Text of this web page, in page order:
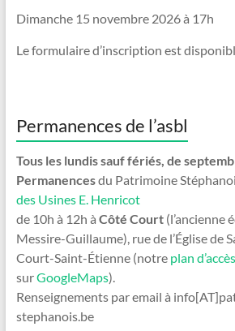
Dimanche 15 novembre 2026 à 17h
Le formulaire d’inscription est
Permanences de l’asbl
Tous les lundis sauf fériés, de
Permanencesdu Patrimoine
des Usines E. Henricot
de 10h à 12h à Côté Court (l’ancienne
Messire-Guillaume), rue de l’Église de
Court-Saint-Étienne (notre plan
surGoogleMaps).
Renseignements par email à
stephanois.be